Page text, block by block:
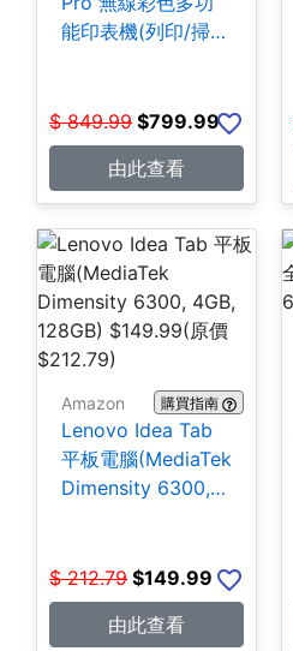
能印表機(列印/掃
$ 849.99 $799.99
由此查看
Amazon 購買指南
Lenovo Idea Tab
平板電腦(MediaTek
Dimensity 6300,
$ 212.79 $149.99
由此查看